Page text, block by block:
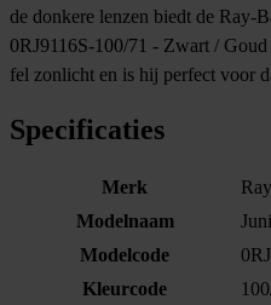
de donkere lenzen biedt de Ray-
0RJ9116S-100/71 - Zwart /
fel zonlicht en is hij perfect voor
Specificaties
Merk
Modelnaam
Modelcode
Kleurcode